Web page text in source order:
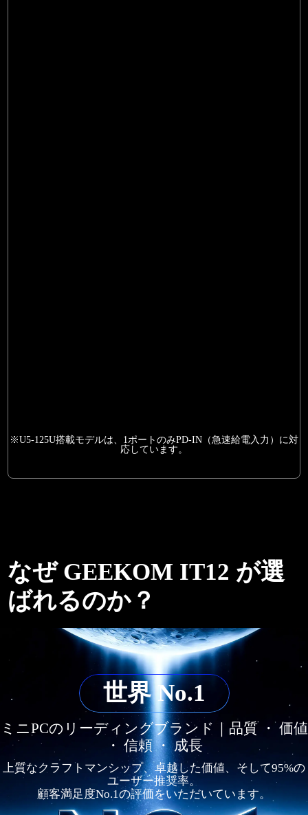
※U5-125U搭載モデルは、1ポートのみPD-IN（急速給電入力）に対
応しています。
なぜ GEEKOM IT12 が選
ばれるのか？
世界 No.1
ミニPCのリーディングブランド｜品質 ・ 価値
・ 信頼 ・ 成長
上質なクラフトマンシップ、卓越した価値、そして95%の
ユーザー推奨率。
顧客満足度No.1の評価をいただいています。